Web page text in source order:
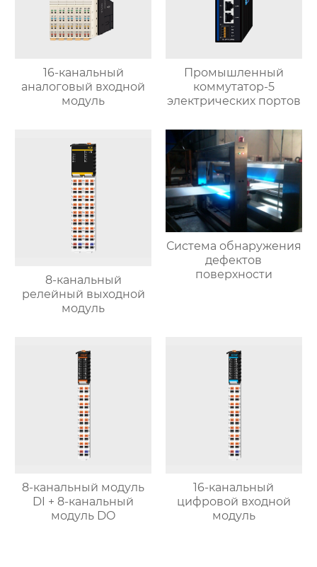
16-канальный
аналоговый входной
модуль
Промышленный
коммутатор-5
электрических портов
8-канальный
релейный выходной
модуль
Система обнаружения
дефектов
поверхности
8-канальный модуль
DI + 8-канальный
модуль DO
16-канальный
цифровой входной
модуль